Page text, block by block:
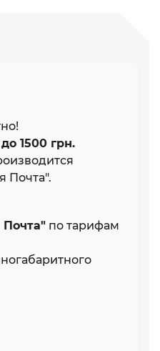
до 1500 грн.
Почта".
Почта" по тарифам